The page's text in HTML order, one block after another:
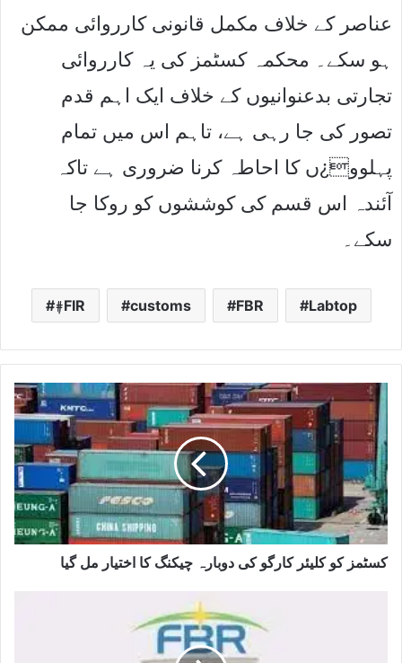
عناصر کے خلاف مکمل قانونی کارروائی ممکن
ہو سکے۔ محکمہ کسٹمز کی یہ کارروائی
تجارتی بدعنوانیوں کے خلاف ایک اہم قدم
تصور کی جا رہی ہے، تاہم اس میں تمام
پہلوو¿ں کا احاطہ کرنا ضروری ہے تاکہ
آئندہ اس قسم کی کوششوں کو روکا جا
سکے۔
#ٖFIR customs FBR Labtop
کسٹمز کو کلیئر کارگو کی دوبارہ چیکنگ کا اختیار مل گیا